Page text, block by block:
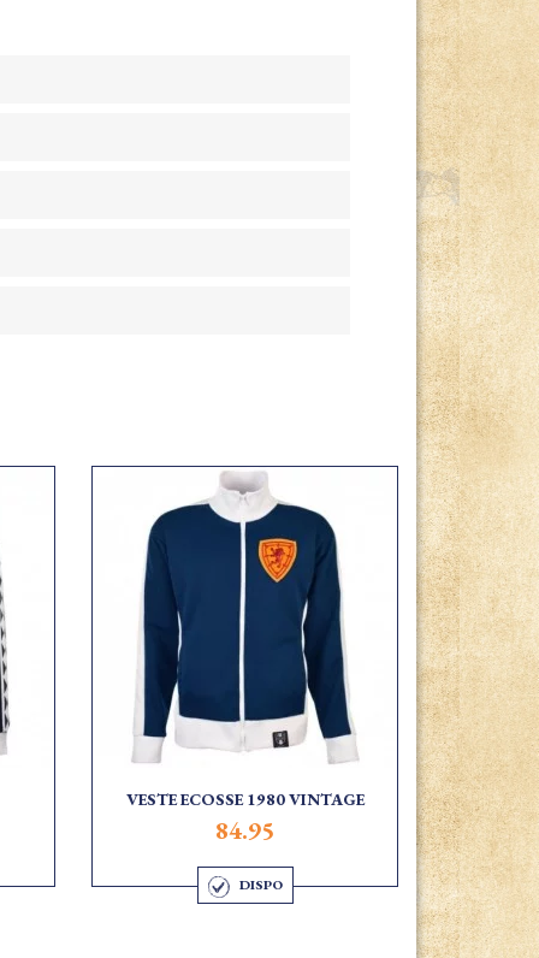
VESTE ECOSSE 1980 VINTAGE
84.95
DISPO